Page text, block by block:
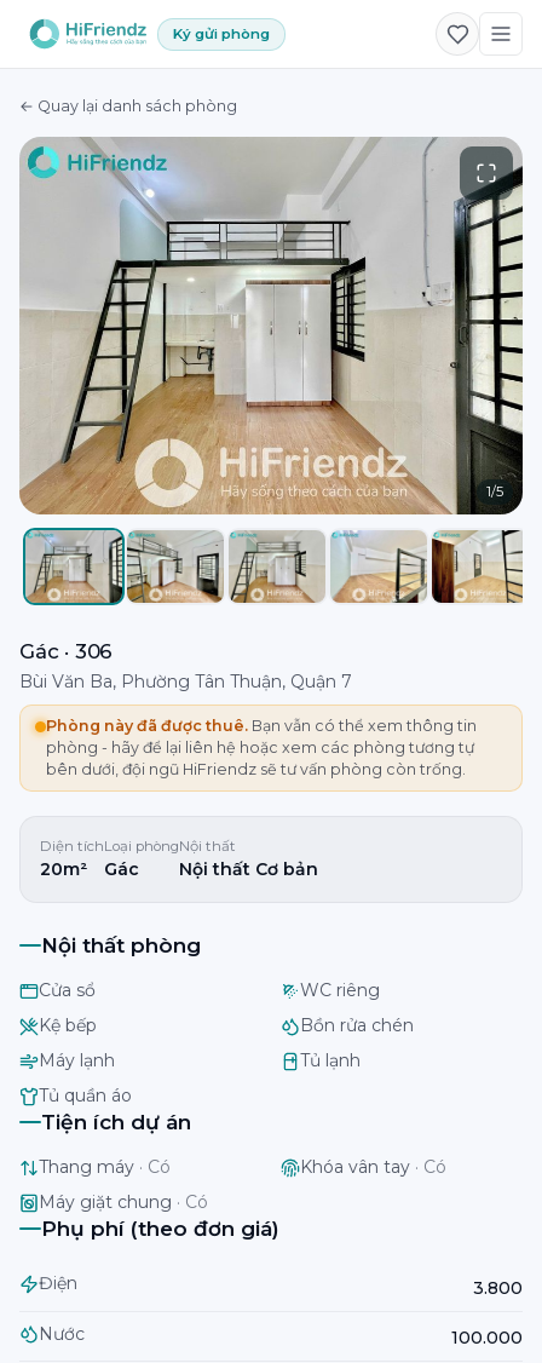
Ký gửi phòng
← Quay lại danh sách phòng
1/5
Gác · 306
Bùi Văn Ba, Phường Tân Thuận, Quận 7
Phòng này đã được thuê. Bạn vẫn có thể xem thông tin
phòng - hãy để lại liên hệ hoặc xem các phòng tương tự
bên dưới, đội ngũ HiFriendz sẽ tư vấn phòng còn trống.
Diện tích
20m²
Loại phòng
Gác
Nội thất
Nội thất Cơ bản
Nội thất phòng
Cửa sổ
WC riêng
Kệ bếp
Bồn rửa chén
Máy lạnh
Tủ lạnh
Tủ quần áo
Tiện ích dự án
Thang máy · Có Khóa vân tay · Có
Máy giặt chung · Có
Phụ phí (theo đơn giá)
Điện 3.800
Nước 100.000